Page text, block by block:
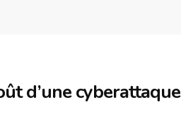
d’une cyberattaque